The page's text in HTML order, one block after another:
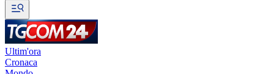
Ultim'ora
Cronaca